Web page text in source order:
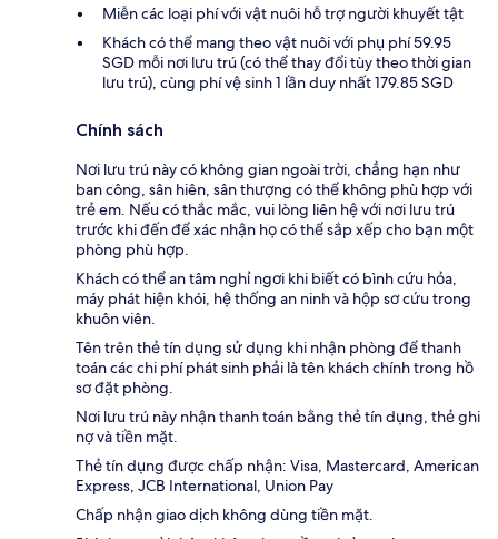
Miễn các loại phí với vật nuôi hỗ trợ người khuyết tật
Khách có thể mang theo vật nuôi với phụ phí 59.95
SGD mỗi nơi lưu trú (có thể thay đổi tùy theo thời gian
lưu trú), cùng phí vệ sinh 1 lần duy nhất 179.85 SGD
Chính sách
Nơi lưu trú này có không gian ngoài trời, chẳng hạn như
ban công, sân hiên, sân thượng có thể không phù hợp với
trẻ em. Nếu có thắc mắc, vui lòng liên hệ với nơi lưu trú
trước khi đến để xác nhận họ có thể sắp xếp cho bạn một
phòng phù hợp.
Khách có thể an tâm nghỉ ngơi khi biết có bình cứu hỏa,
máy phát hiện khói, hệ thống an ninh và hộp sơ cứu trong
khuôn viên.
Tên trên thẻ tín dụng sử dụng khi nhận phòng để thanh
toán các chi phí phát sinh phải là tên khách chính trong hồ
sơ đặt phòng.
Nơi lưu trú này nhận thanh toán bằng thẻ tín dụng, thẻ ghi
nợ và tiền mặt.
Thẻ tín dụng được chấp nhận: Visa, Mastercard, American
Express, JCB International, Union Pay
Chấp nhận giao dịch không dùng tiền mặt.